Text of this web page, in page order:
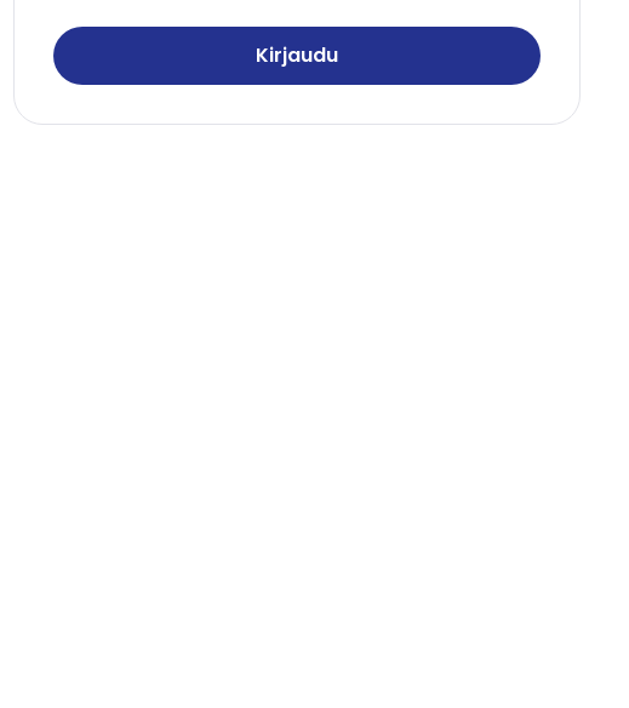
Kirjaudu
olevat vaihtoehdot